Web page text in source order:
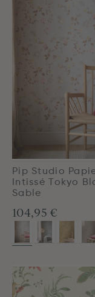
Pip Studio
Intissé Tokyo
Sable
104,95 €